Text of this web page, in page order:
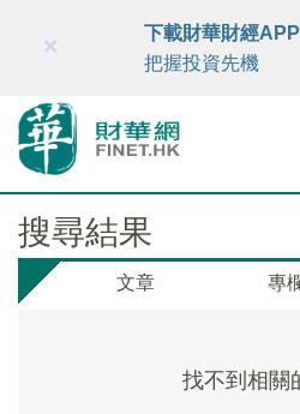
財華智庫網 FINTV
×
下載財華財經APP
把握投資先機
搜尋結果
文章 專
找不到相關